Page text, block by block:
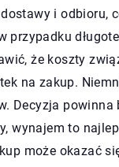
i
przypadku
że koszty
na zakup.
Decyzja
wynajem to
może okazać